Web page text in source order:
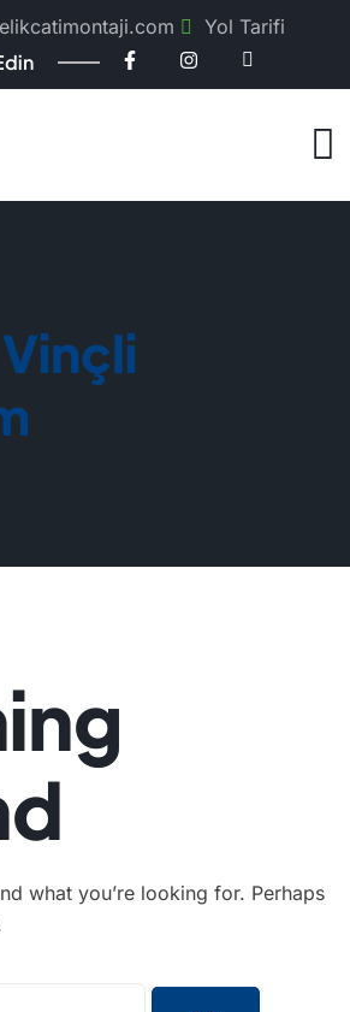
Yol Tarifi
Vinçli
what you’re looking for. Perhaps